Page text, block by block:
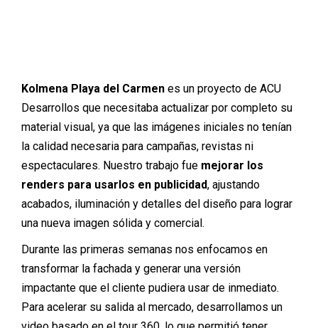
Kolmena Playa del Carmen es un proyecto de ACU
Desarrollos que necesitaba actualizar por completo su
material visual, ya que las imágenes iniciales no tenían
la calidad necesaria para campañas, revistas ni
espectaculares. Nuestro trabajo fue mejorar los
renders para usarlos en publicidad, ajustando
acabados, iluminación y detalles del diseño para lograr
una nueva imagen sólida y comercial.
Durante las primeras semanas nos enfocamos en
transformar la fachada y generar una versión
impactante que el cliente pudiera usar de inmediato.
Para acelerar su salida al mercado, desarrollamos un